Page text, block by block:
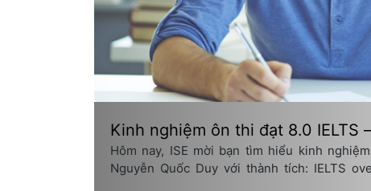
Kinh nghiệm ôn thi đạt 8.0 IELTS
Hôm nay, ISE mời bạn tìm hiểu kinh
Nguyễn Quốc Duy với thành tích: IELTS